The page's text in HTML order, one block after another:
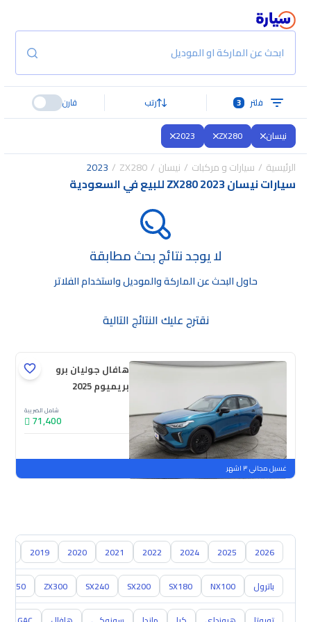
ابحث عن الماركة او الموديل
فلتر 3 رتب قارن
نيسان ZX280
2023
الرئيسية سيارات و مركبات نيسان ZX280
2023
سيارات نيسان ZX280 2023 للبيع في السعودية
لا يوجد نتائج بحث مطابقة
حاول البحث عن الماركة والموديل واستخدام الفلاتر
نقترح عليك النتائج التالية
هافال جوليان برو
بريميوم 2025
شامل الضريبة
71,400
جديدة
ملوحة
غسيل مجاني ٣ اشهر
2026
2025
2024
2022
2021
2020
2019
باترول NX100
SX180
SX200
SX240
ZX300
Z350